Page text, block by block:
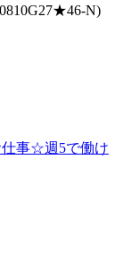
N)
仕事☆週5で働け